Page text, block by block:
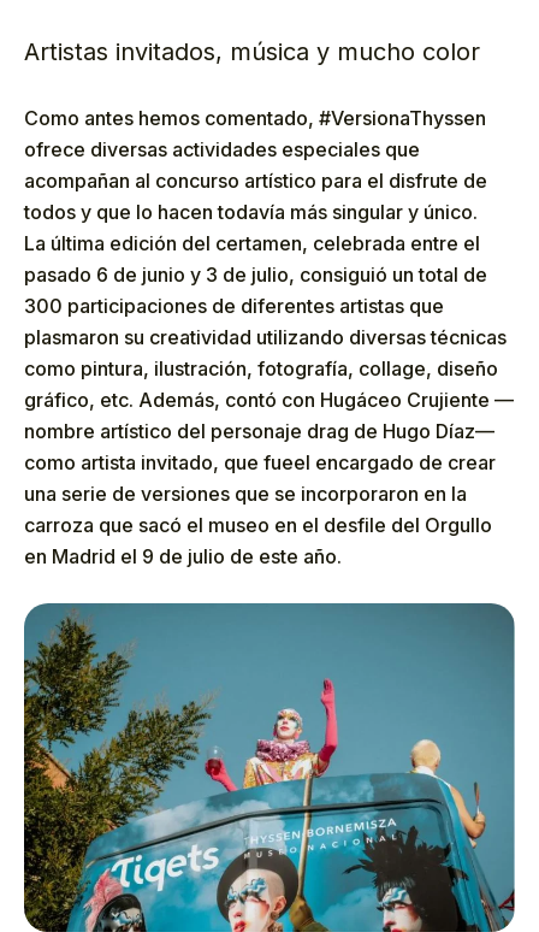
Artistas invitados, música y mucho color
Como antes hemos comentado, #VersionaThyssen
ofrece diversas actividades especiales que
acompañan al concurso artístico para el disfrute de
todos y que lo hacen todavía más singular y único.
La última edición del certamen, celebrada entre el
pasado 6 de junio y 3 de julio, consiguió un total de
300 participaciones de diferentes artistas que
plasmaron su creatividad utilizando diversas técnicas
como pintura, ilustración, fotografía, collage, diseño
gráfico, etc. Además, contó con Hugáceo Crujiente —
nombre artístico del personaje drag de Hugo Díaz—
como artista invitado, que fueel encargado de crear
una serie de versiones que se incorporaron en la
carroza que sacó el museo en el desfile del Orgullo
en Madrid el 9 de julio de este año.